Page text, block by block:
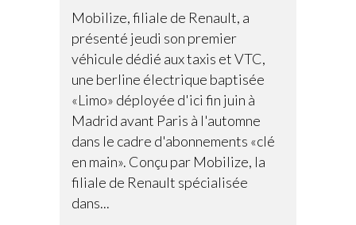
Mobilize, filiale de Renault, a
présenté jeudi son premier
véhicule dédié aux taxis et VTC,
une berline électrique baptisée
«Limo» déployée d'ici fin juin à
Madrid avant Paris à l'automne
dans le cadre d'abonnements «clé
en main». Conçu par Mobilize, la
filiale de Renault spécialisée
dans...